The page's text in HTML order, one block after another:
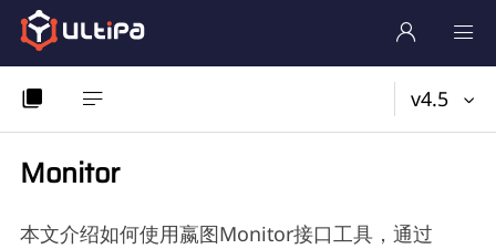
v4.5
Monitor
本文介绍如何使用嬴图Monitor接口工具，通过